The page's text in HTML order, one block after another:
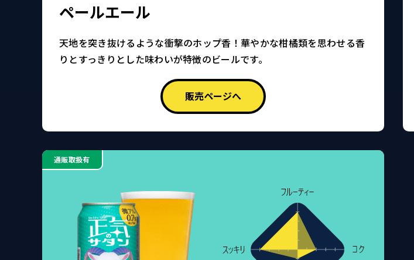
ペールエール
天地を突き抜けるような衝撃のホップ香！華やかな柑橘類を思わせる香
りとすっきりとした味わいが特徴のビールです。
販売ページへ
通販取扱有